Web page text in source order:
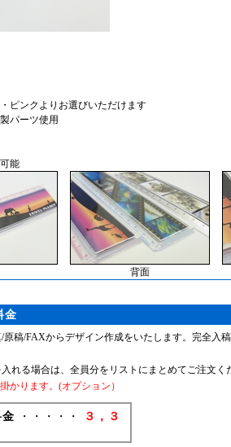
ピンクよりお選びいただけます
パーツ使用
能
背面
金
原稿/FAXからデザイン作成をいたします。完全入
れる場合は、全員分をリストにまとめてご注文く
かります。(オプション）
・・・・・
３，３